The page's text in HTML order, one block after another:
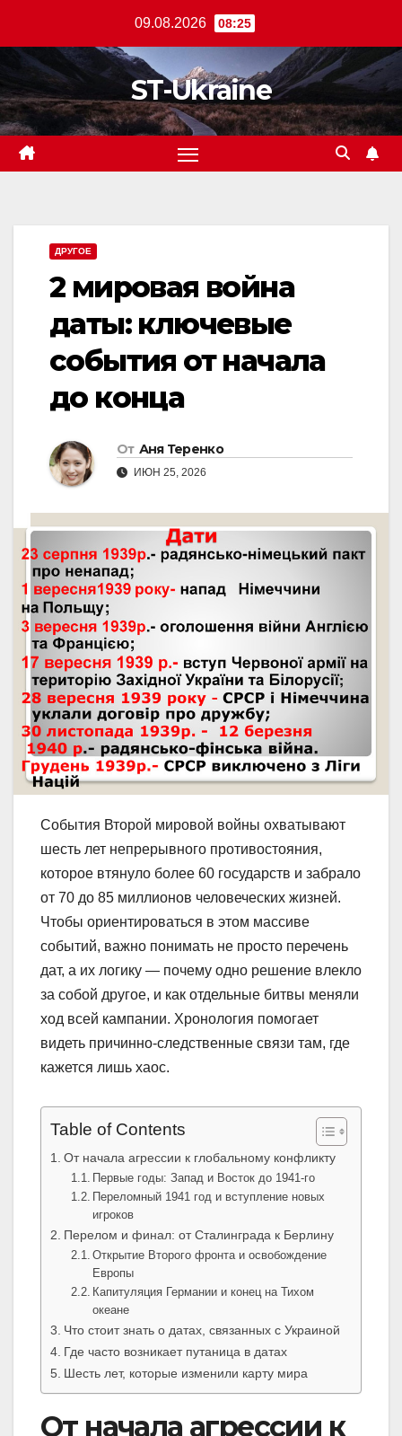
содержанию
09.08.2026 08:25
ST-Ukraine
ДРУГОЕ
2 мировая война
даты: ключевые
события от начала
до конца
От Аня Теренко
ИЮН 25, 2026
События Второй мировой войны охватывают
шесть лет непрерывного противостояния,
которое втянуло более 60 государств и забрало
от 70 до 85 миллионов человеческих жизней.
Чтобы ориентироваться в этом массиве
событий, важно понимать не просто перечень
дат, а их логику — почему одно решение влекло
за собой другое, и как отдельные битвы меняли
ход всей кампании. Хронология помогает
видеть причинно-следственные связи там, где
кажется лишь хаос.
Table of Contents
От начала агрессии к глобальному конфликту
Первые годы: Запад и Восток до 1941-го
Переломный 1941 год и вступление новых
игроков
Перелом и финал: от Сталинграда к Берлину
Открытие Второго фронта и освобождение
Европы
Капитуляция Германии и конец на Тихом
океане
Что стоит знать о датах, связанных с Украиной
Где часто возникает путаница в датах
Шесть лет, которые изменили карту мира
От начала агрессии к